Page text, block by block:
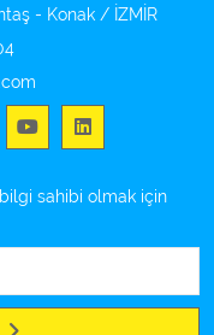
- Konak / İZMİR
bilgi sahibi olmak için